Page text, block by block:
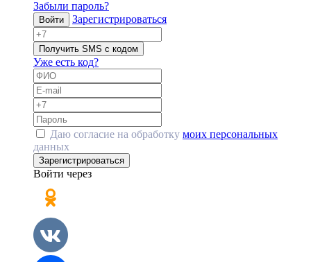
Забыли пароль?
Войти Зарегистрироваться
Получить SMS с кодом
Уже есть код?
Даю согласие на обработку моих персональных
данных
Зарегистрироваться
Войти через